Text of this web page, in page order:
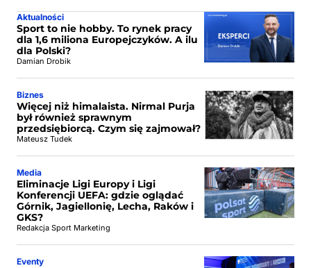
Aktualności
Sport to nie hobby. To rynek pracy
dla 1,6 miliona Europejczyków. A ilu
dla Polski?
Damian Drobik
Biznes
Więcej niż himalaista. Nirmal Purja
był również sprawnym
przedsiębiorcą. Czym się zajmował?
Mateusz Tudek
Media
Eliminacje Ligi Europy i Ligi
Konferencji UEFA: gdzie oglądać
Górnik, Jagiellonię, Lecha, Raków i
GKS?
Redakcja Sport Marketing
Eventy